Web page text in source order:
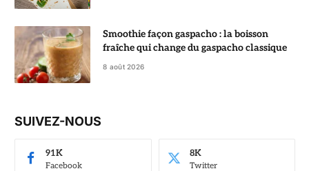
Smoothie façon gaspacho : la boisson
fraîche qui change du gaspacho classique
8 août 2026
SUIVEZ-NOUS
Facebook
91K
Twitter
8K